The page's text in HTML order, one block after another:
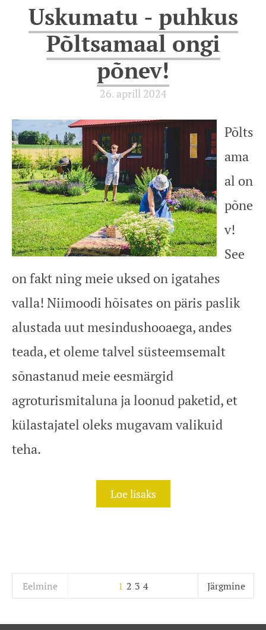
Uskumatu - puhkus
Põltsamaal ongi
põnev!
26. aprill 2024
Põlts
ama
al on
põne
v!
See
on fakt ning meie uksed on igatahes
valla! Niimoodi hõisates on päris paslik
alustada uut mesindushooaega, andes
teada, et oleme talvel süsteemsemalt
sõnastanud meie eesmärgid
agroturismitaluna ja loonud paketid, et
külastajatel oleks mugavam valikuid
teha.
Loe lisaks
Eelmine 1 2 3 4 Järgmine